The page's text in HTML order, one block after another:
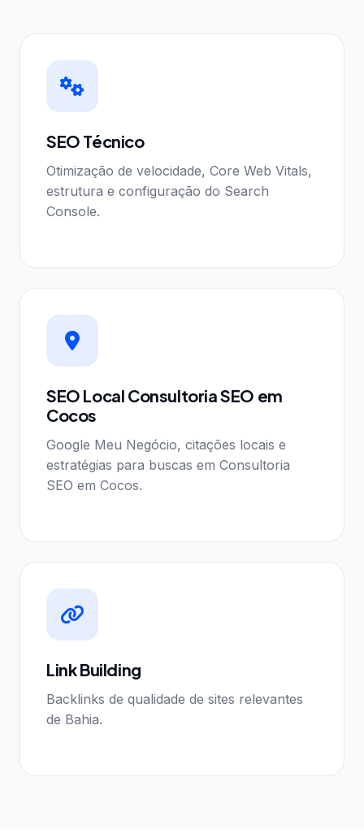
SEO Técnico
Otimização de velocidade, Core Web Vitals,
estrutura e configuração do Search
Console.
SEO Local Consultoria SEO em
Cocos
Google Meu Negócio, citações locais e
estratégias para buscas em Consultoria
SEO em Cocos.
Link Building
Backlinks de qualidade de sites relevantes
de Bahia.